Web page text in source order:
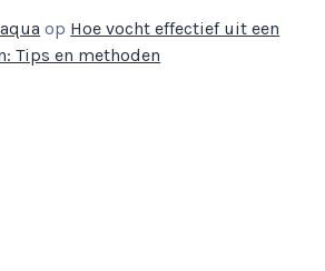
op Hoe vocht effectief uit een
Tips en methoden